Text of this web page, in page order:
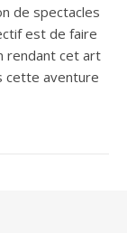
de spectacles
est de faire
rendant cet art
cette aventure